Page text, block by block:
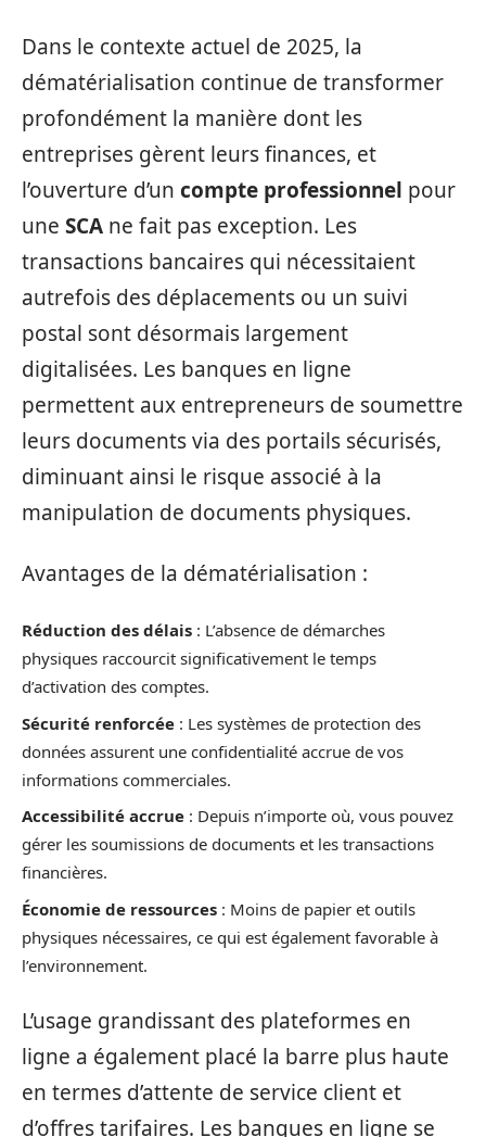
Dans le contexte actuel de 2025, la
dématérialisation continue de transformer
profondément la manière dont les
entreprises gèrent leurs finances, et
l’ouverture d’un compte professionnel pour
une SCA ne fait pas exception. Les
transactions bancaires qui nécessitaient
autrefois des déplacements ou un suivi
postal sont désormais largement
digitalisées. Les banques en ligne
permettent aux entrepreneurs de soumettre
leurs documents via des portails sécurisés,
diminuant ainsi le risque associé à la
manipulation de documents physiques.
Avantages de la dématérialisation :
Réduction des délais : L’absence de démarches
physiques raccourcit significativement le temps
d’activation des comptes.
Sécurité renforcée : Les systèmes de protection des
données assurent une confidentialité accrue de vos
informations commerciales.
Accessibilité accrue : Depuis n’importe où, vous pouvez
gérer les soumissions de documents et les transactions
financières.
Économie de ressources : Moins de papier et outils
physiques nécessaires, ce qui est également favorable à
l’environnement.
L’usage grandissant des plateformes en
ligne a également placé la barre plus haute
en termes d’attente de service client et
d’offres tarifaires. Les banques en ligne se